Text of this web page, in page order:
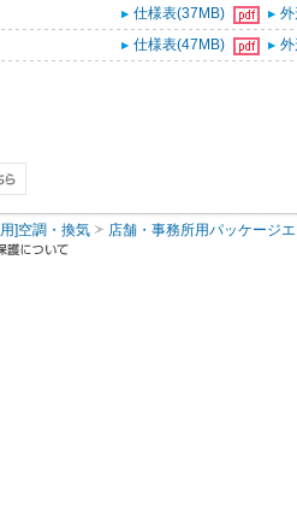
仕様表(37MB)
仕様表(47MB)
]空調・換気 店舗・事務所用パッケージ